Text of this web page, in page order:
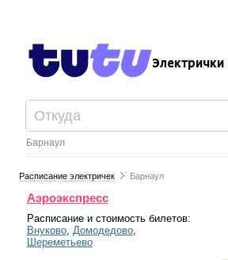
Электрички
Барнаул
Расписание электричек Барнаул
Аэроэкспресс
Расписание и стоимость билетов:
Внуково, Домодедово,
Шереметьево